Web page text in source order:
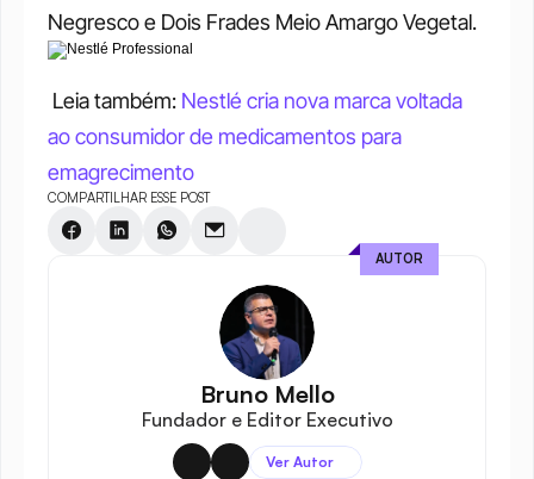
Negresco e Dois Frades Meio Amargo Vegetal.
Leia também: Nestlé cria nova marca voltada
ao consumidor de medicamentos para
emagrecimento
COMPARTILHAR ESSE POST
Bruno Mello
Fundador e Editor Executivo
Ver Autor
AUTOR